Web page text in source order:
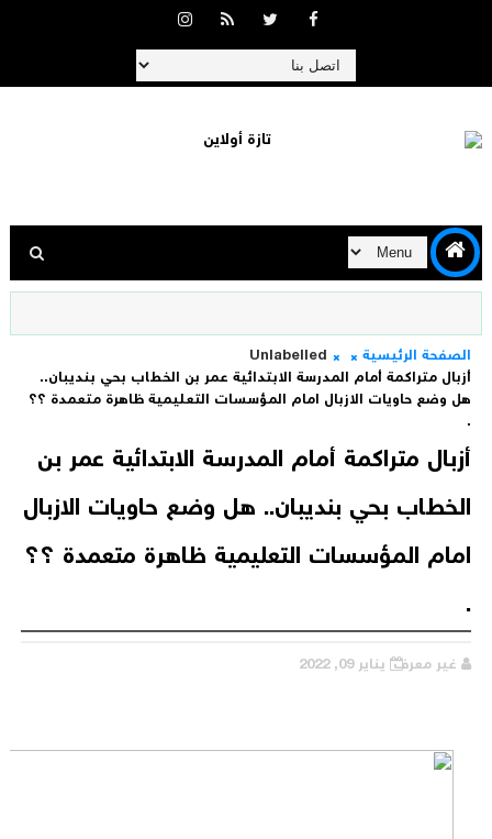
الصفحة الرئيسية
Unlabelled
أزبال متراكمة أمام المدرسة الابتدائية عمر بن الخطاب بحي بنديبان..
هل وضع حاويات الازبال امام المؤسسات التعليمية ظاهرة متعمدة ؟؟
.
أزبال متراكمة أمام المدرسة الابتدائية عمر بن
الخطاب بحي بنديبان.. هل وضع حاويات الازبال
امام المؤسسات التعليمية ظاهرة متعمدة ؟؟
.
غير معرف يناير 09, 2022